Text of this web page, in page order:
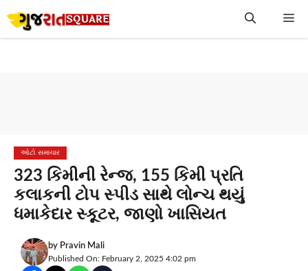
to
ઓટો સમાચાર
323 કિમીની રેન્જ, 155 કિમી પ્રતિ
કલાકની ટોપ સ્પીડ સાથે લોન્ચ થયું
ધમાકેદાર સ્કૂટર, જાણો ખાસિયત
by Pravin Mali
Published On: February 2, 2025 4:02 pm